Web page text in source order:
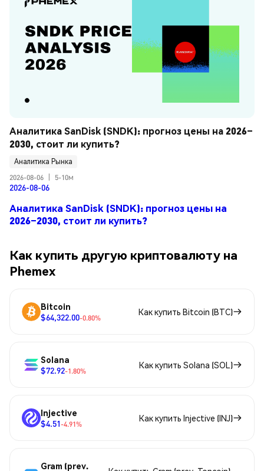
Аналитика SanDisk (SNDK): прогноз цены на 2026–
2030, стоит ли купить?
Аналитика Рынка
2026-08-06
5-10м
2026-08-06
Аналитика SanDisk (SNDK): прогноз цены на
2026–2030, стоит ли купить?
Как купить другую криптовалюту на
Phemex
Bitcoin
$64,322.00-0.80%
Как купить Bitcoin (BTC)
Solana
$72.92-1.80%
Как купить Solana (SOL)
Injective
$4.51-4.91%
Как купить Injective (INJ)
Gram (prev.